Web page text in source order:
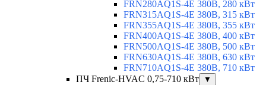
FRN280AQ1S-4E 380В, 280 кВт
FRN315AQ1S-4E 380В, 315 кВт
FRN355AQ1S-4E 380В, 355 кВт
FRN400AQ1S-4E 380В, 400 кВт
FRN500AQ1S-4E 380В, 500 кВт
FRN630AQ1S-4E 380В, 630 кВт
FRN710AQ1S-4E 380В, 710 кВт
ПЧ Frenic-HVAC 0,75-710 кВт
▼